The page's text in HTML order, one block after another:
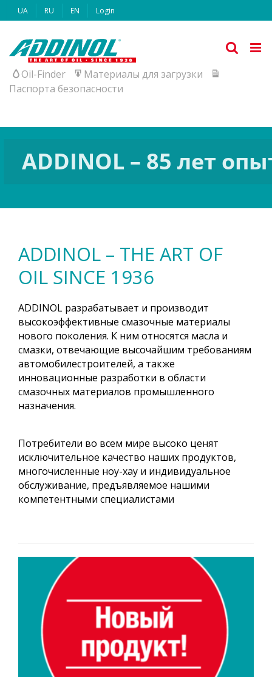
Skip
to
UA RU EN Login
Oil-Finder
Материалы для загрузки
Паспорта безопасности
ADDINOL – 85 лет
ADDINOL – THE ART OF
OIL SINCE 1936
ADDINOL разрабатывает и производит
высокоэффективные смазочные материалы
нового поколения. К ним относятся масла и
смазки, отвечающие высочайшим требованиям
автомобилестроителей, а также
инновационные разработки в области
смазочных материалов промышленного
назначения.
Потребители во всем мире высоко ценят
исключительное качество наших продуктов,
многочисленные ноу-хау и индивидуальное
обслуживание, предъявляемое нашими
компетентными специалистами